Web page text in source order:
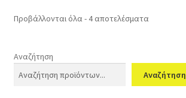
Προβάλλονται όλα - 4 αποτελέσματα
Αναζήτηση
Αναζήτηση